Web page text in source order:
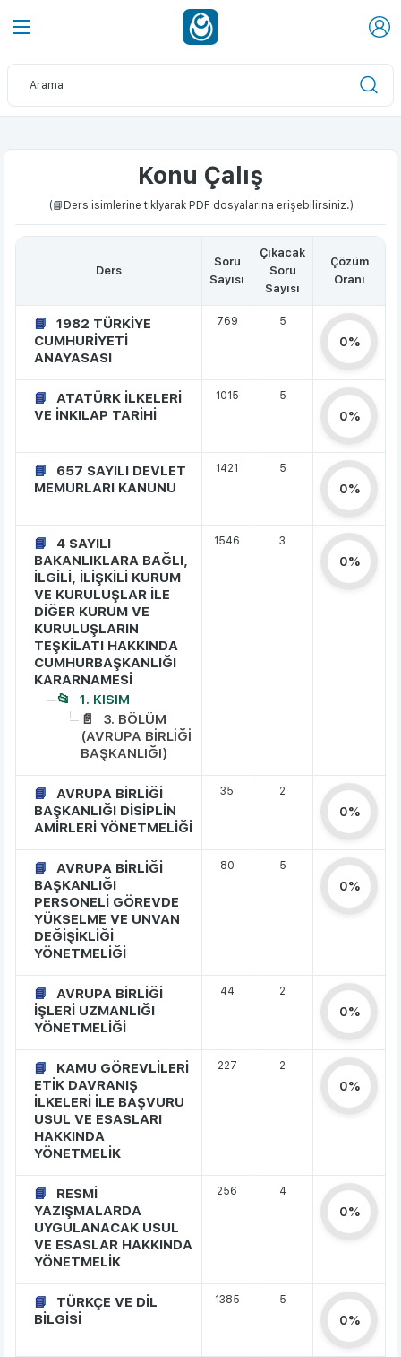
Konu Çalış
(📘Ders isimlerine tıklyarak PDF dosyalarına erişebilirsiniz.)
Ders
Soru
Sayısı
Çıkacak
Soru
Sayısı
Çözüm
Oranı
1982 TÜRKİYE
CUMHURİYETİ
ANAYASASI
769 5
0%
ATATÜRK İLKELERİ
VE İNKILAP TARİHİ
1015 5
0%
657 SAYILI DEVLET
MEMURLARI KANUNU
1421 5
0%
4 SAYILI
BAKANLIKLARA BAĞLI,
İLGİLİ, İLİŞKİLİ KURUM
VE KURULUŞLAR İLE
DİĞER KURUM VE
KURULUŞLARIN
TEŞKİLATI HAKKINDA
CUMHURBAŞKANLIĞI
KARARNAMESİ
1. KISIM
3. BÖLÜM
(AVRUPA BİRLİĞİ
BAŞKANLIĞI)
1546 3
0%
AVRUPA BİRLİĞİ
BAŞKANLIĞI DİSİPLİN
AMİRLERİ YÖNETMELİĞİ
35 2
0%
AVRUPA BİRLİĞİ
BAŞKANLIĞI
PERSONELİ GÖREVDE
YÜKSELME VE UNVAN
DEĞİŞİKLİĞİ
YÖNETMELİĞİ
80 5
0%
AVRUPA BİRLİĞİ
İŞLERİ UZMANLIĞI
YÖNETMELİĞİ
44 2
0%
KAMU GÖREVLİLERİ
ETİK DAVRANIŞ
İLKELERİ İLE BAŞVURU
USUL VE ESASLARI
HAKKINDA
YÖNETMELİK
227 2
0%
RESMİ
YAZIŞMALARDA
UYGULANACAK USUL
VE ESASLAR HAKKINDA
YÖNETMELİK
256 4
0%
TÜRKÇE VE DİL
BİLGİSİ
1385 5
0%